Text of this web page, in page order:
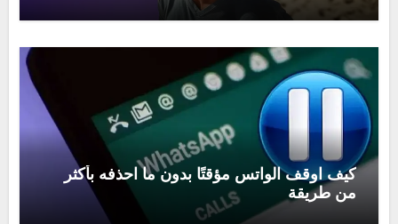
كيف اوقف الواتس مؤقتًا بدون ما احذفه بأكثر
من طريقة